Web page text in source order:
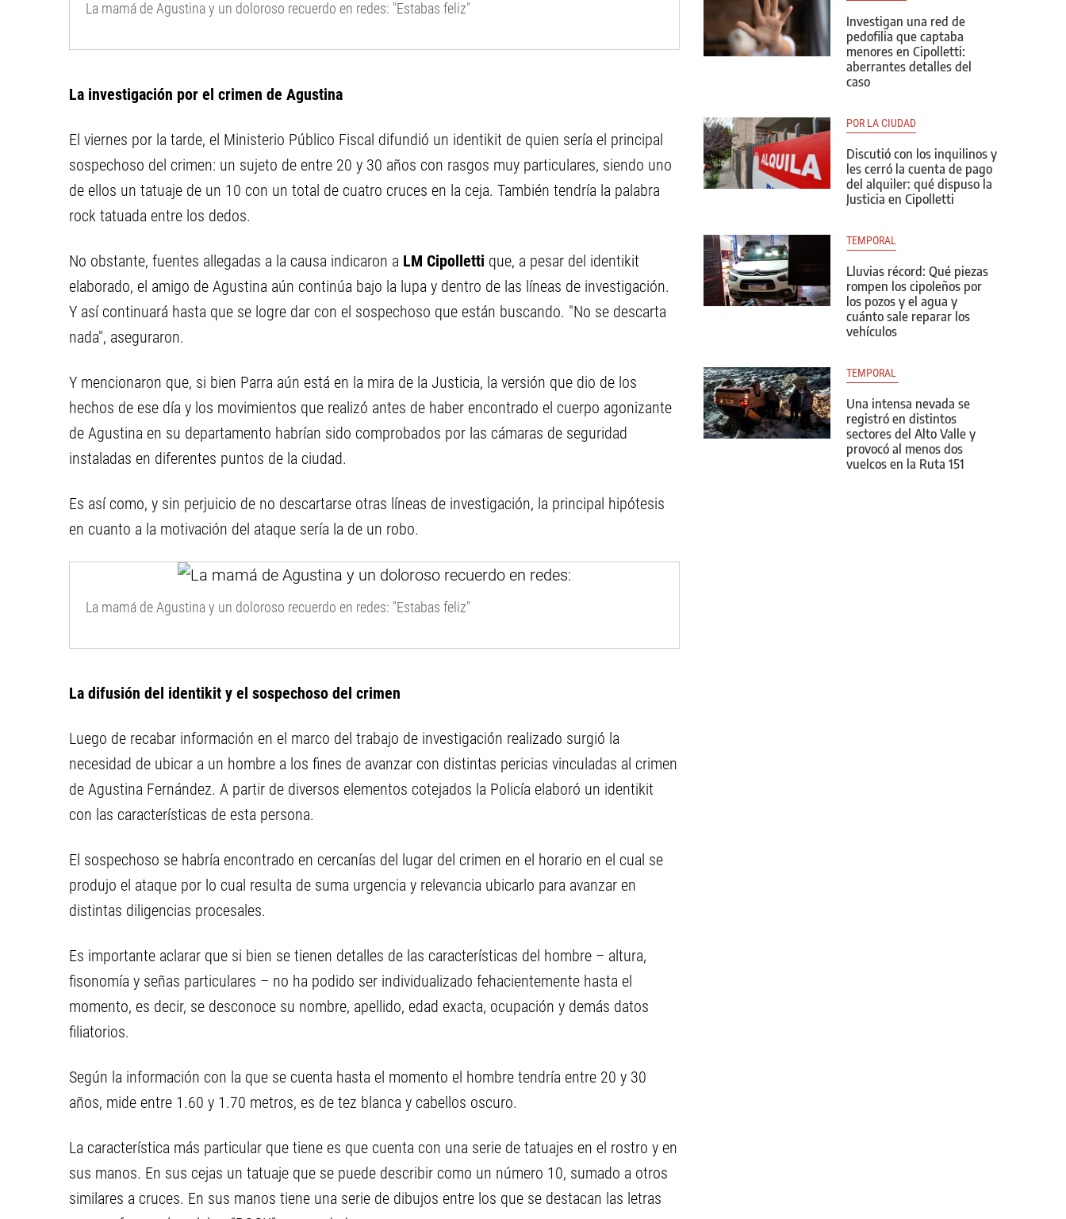
La mamá de Agustina y un doloroso recuerdo en redes: "Estabas feliz"
La investigación por el crimen de Agustina
El viernes por la tarde, el Ministerio Público Fiscal difundió un identikit de quien sería el principal
sospechoso del crimen: un sujeto de entre 20 y 30 años con rasgos muy particulares, siendo uno
de ellos un tatuaje de un 10 con un total de cuatro cruces en la ceja. También tendría la palabra
rock tatuada entre los dedos.
No obstante, fuentes allegadas a la causa indicaron a LM Cipolletti que, a pesar del identikit
elaborado, el amigo de Agustina aún continúa bajo la lupa y dentro de las líneas de investigación.
Y así continuará hasta que se logre dar con el sospechoso que están buscando. "No se descarta
nada", aseguraron.
Y mencionaron que, si bien Parra aún está en la mira de la Justicia, la versión que dio de los
hechos de ese día y los movimientos que realizó antes de haber encontrado el cuerpo agonizante
de Agustina en su departamento habrían sido comprobados por las cámaras de seguridad
instaladas en diferentes puntos de la ciudad.
Es así como, y sin perjuicio de no descartarse otras líneas de investigación, la principal hipótesis
en cuanto a la motivación del ataque sería la de un robo.
La mamá de Agustina y un doloroso recuerdo en redes: "Estabas feliz"
La difusión del identikit y el sospechoso del crimen
Luego de recabar información en el marco del trabajo de investigación realizado surgió la
necesidad de ubicar a un hombre a los fines de avanzar con distintas pericias vinculadas al crimen
de Agustina Fernández. A partir de diversos elementos cotejados la Policía elaboró un identikit
con las características de esta persona.
El sospechoso se habría encontrado en cercanías del lugar del crimen en el horario en el cual se
produjo el ataque por lo cual resulta de suma urgencia y relevancia ubicarlo para avanzar en
distintas diligencias procesales.
Es importante aclarar que si bien se tienen detalles de las características del hombre – altura,
fisonomía y señas particulares – no ha podido ser individualizado fehacientemente hasta el
momento, es decir, se desconoce su nombre, apellido, edad exacta, ocupación y demás datos
filiatorios.
Según la información con la que se cuenta hasta el momento el hombre tendría entre 20 y 30
años, mide entre 1.60 y 1.70 metros, es de tez blanca y cabellos oscuro.
La característica más particular que tiene es que cuenta con una serie de tatuajes en el rostro y en
sus manos. En sus cejas un tatuaje que se puede describir como un número 10, sumado a otros
similares a cruces. En sus manos tiene una serie de dibujos entre los que se destacan las letras
Investigan una red de
pedofilia que captaba
menores en Cipolletti:
aberrantes detalles del
caso
POR LA CIUDAD
Discutió con los inquilinos y
les cerró la cuenta de pago
del alquiler: qué dispuso la
Justicia en Cipolletti
TEMPORAL
Lluvias récord: Qué piezas
rompen los cipoleños por
los pozos y el agua y
cuánto sale reparar los
vehículos
TEMPORAL
Una intensa nevada se
registró en distintos
sectores del Alto Valle y
provocó al menos dos
vuelcos en la Ruta 151